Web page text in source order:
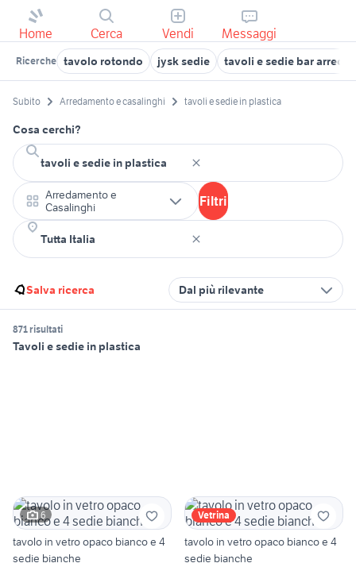
Home Cerca Vendi Messaggi
Ricerche tavolo rotondo jysk sedie tavoli e sedie bar
Subito Arredamento e casalinghi tavoli e sedie in plastica
Cosa cerchi?
Arredamento e
Casalinghi
Filtri
Salva ricerca Dal più rilevante
871 risultati
Tavoli e sedie in plastica
6
tavolo in vetro opaco bianco e 4
sedie bianche
Vetrina
tavolo in vetro opaco bianco e 4
sedie bianche